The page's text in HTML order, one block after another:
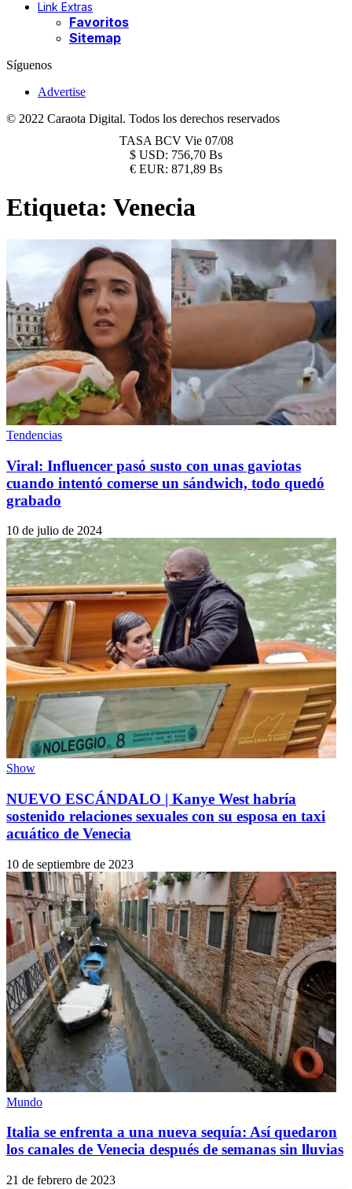
Link Extras
Favoritos
Sitemap
Síguenos
Advertise
© 2022 Caraota Digital. Todos los derechos reservados
TASA BCV Vie 07/08
$ USD: 756,70 Bs
€ EUR: 871,89 Bs
Etiqueta: Venecia
Tendencias
Viral: Influencer pasó susto con unas gaviotas
cuando intentó comerse un sándwich, todo quedó
grabado
10 de julio de 2024
Show
NUEVO ESCÁNDALO | Kanye West habría
sostenido relaciones sexuales con su esposa en taxi
acuático de Venecia
10 de septiembre de 2023
Mundo
Italia se enfrenta a una nueva sequía: Así quedaron
los canales de Venecia después de semanas sin lluvias
21 de febrero de 2023